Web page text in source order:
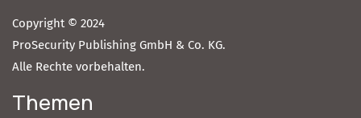
Copyright © 2024
ProSecurity Publishing GmbH & Co. KG.
Alle Rechte vorbehalten.
Themen